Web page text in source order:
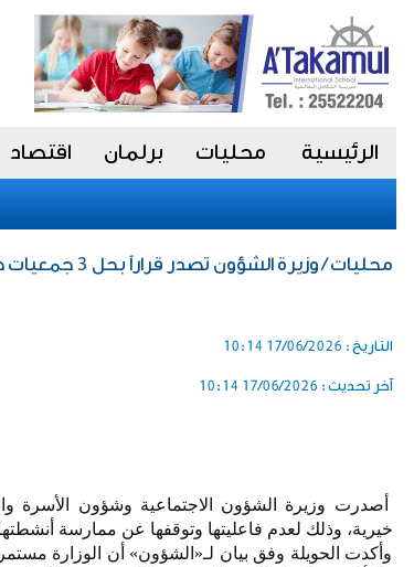
الرئيسية محليات برلمان اقتصاد
محليات / وزيرة الشؤون تصدر قراراً بحل 3 جمعيات خيرية
التاريخ : 17/06/2026 10:14
آخر تحديث : 17/06/2026 10:14
أصدرت وزيرة الشؤون الاجتماعية وشؤون الأسرة
خيرية، وذلك لعدم فاعليتها وتوقفها عن ممارسة
وأكدت الحويلة وفق بيان لـ«الشؤون» أن الوزارة